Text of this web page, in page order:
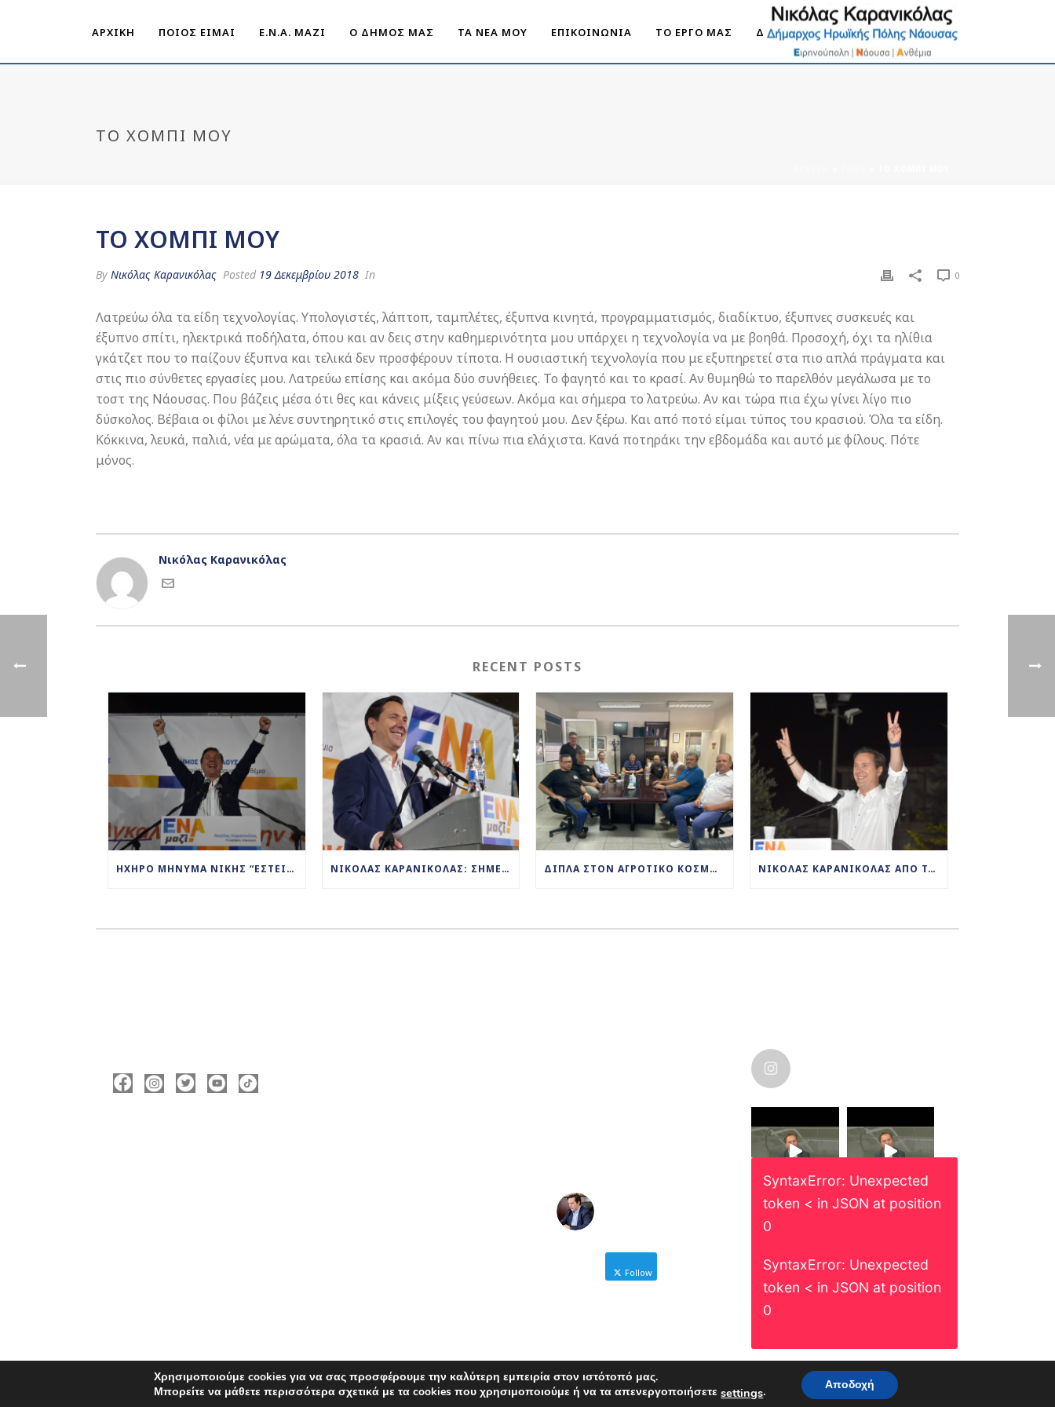
ΑΡΧΙΚΗ ΠΟΙΟΣ ΕΙΜΑΙ Ε.Ν.Α. ΜΑΖΊ Ο ΔΗΜΟΣ ΜΑΣ ΤΑ ΝΕΑ ΜΟΥ ΕΠΙΚΟΙΝΩΝΙΑ ΤΟ ΕΡΓΟ ΜΑΣ ΔΗΜΟΣ ΝΑΟΥΣΑΣ 2030
ΤΟ ΧΌΜΠΙ ΜΟΥ
ΤΟ ΧΌΜΠΙ ΜΟΥ
By Νικόλας Καρανικόλας Posted 19 Δεκεμβρίου 2018 In 0
Λατρεύω όλα τα είδη τεχνολογίας. Υπολογιστές, λάπτοπ, ταμπλέτες, έξυπνα κινητά, προγραμματισμός, διαδίκτυο, έξυπνες συσκευές και
έξυπνο σπίτι, ηλεκτρικά ποδήλατα, όπου και αν δεις στην καθημερινότητα μου υπάρχει η τεχνολογία να με βοηθά. Προσοχή, όχι τα ηλίθια
γκάτζετ που το παίζουν έξυπνα και τελικά δεν προσφέρουν τίποτα. Η ουσιαστική τεχνολογία που με εξυπηρετεί στα πιο απλά πράγματα και
στις πιο σύνθετες εργασίες μου. Λατρεύω επίσης και ακόμα δύο συνήθειες. Το φαγητό και το κρασί. Αν θυμηθώ το παρελθόν μεγάλωσα με το
τοστ της Νάουσας. Που βάζεις μέσα ότι θες και κάνεις μίξεις γεύσεων. Ακόμα και σήμερα το λατρεύω. Αν και τώρα πια έχω γίνει λίγο πιο
δύσκολος. Βέβαια οι φίλοι με λένε συντηρητικό στις επιλογές του φαγητού μου. Δεν ξέρω. Και από ποτό είμαι τύπος του κρασιού. Όλα τα είδη.
Κόκκινα, λευκά, παλιά, νέα με αρώματα, όλα τα κρασιά. Αν και πίνω πια ελάχιστα. Κανά ποτηράκι την εβδομάδα και αυτό με φίλους. Πότε
μόνος.
Νικόλας Καρανικόλας
RECENT POSTS
ΗΧΗΡΌ ΜΉΝΥΜΑ ΝΊΚΗΣ “ΈΣΤΕΙΛΕ” Η ΝΆΟΥΣΑ ΤΟ ΒΡΆΔΥ ΤΗΣ ΠΑΡΑΣΚΕΥΉΣ ΣΤΗΝ ΚΕΝΤΡΙΚΉ ΟΜΙΛΊΑ ΤΟΥ ΝΥΝ ΔΗΜΆΡΧΟΥ ΝΆΟΥΣΑΣ ΚΑΙ ΕΚ ΝΈΟΥ ΥΠΟΨΗΦΊΟΥ ΣΤΙΣ ΔΗΜΟΤΙΚΈΣ ΕΚΛΟΓΈΣ ΝΙΚΌΛΑΣ ΚΑΡΑΝΙΚΌΛΑΣ: ΣΉΜΕΡΑ ΜΑΣ ΔΊΝΕΤΕ ΚΑΙ ΠΆΛΙ ΤΟ ΜΉΝΥΜΑ ΤΗΣ ΝΊΚΗΣ! ΜΑΖΊ ΘΑ ΣΥΝΕΧΊΣΟΥΜΕ ΤΗΝ ΑΝΑΠΤΥΞΙΑΚΉ ΠΟΡΕΊΑ ΤΟΥ ΔΉΜΟΥ ΜΑΣ! ΔΊΠΛΑ ΣΤΟΝ ΑΓΡΟΤΙΚΌ ΚΌΣΜΟ Ο ΝΙΚΌΛΑΣ ΚΑΡΑΝΙΚΌΛΑΣ ΕΠΊΣΚΕΨΗ ΤΟΥ ΕΠΙΚΕΦΑΛΉΣ ΤΟΥ ΣΥΝΔΥΑΣΜΟΎ «ΕΝΑ ΜΑΖΊ» ΣΕ ΣΥΝΕΤΑΙΡΙΣΜΟΎΣ ΚΑΙ ΨΥΓΕΊΑ ΦΡΟΎΤΩΝ ΝΙΚΌΛΑΣ ΚΑΡΑΝΙΚΌΛΑΣ ΑΠΌ ΤΑ ΑΝΘΈΜΙΑ: ΣΥΝΕΧΊΖΟΥΜΕ ΌΛΟΙ ΜΑΖΊ ΤΟΝ ΑΓΏΝΑ ΠΟΥ ΈΧΟΥΜΕ ΞΕΚΙΝΉΣΕΙ ΓΙΑ ΤΗΝ ΑΝΆΠΤΥΞΗ ΚΑΙ ΤΗΝ ΕΥΗΜΕΡΊΑ ΤΟΥ ΤΌΠΟΥ ΜΑΣ
Follow
KARANIKOLAS
SyntaxError: Unexpected
token < in JSON at position
0
SyntaxError: Unexpected
token < in JSON at position
0
Χρησιμοποιούμε cookies για να σας προσφέρουμε την καλύτερη εμπειρία στον ιστότοπό μας.
Μπορείτε να μάθετε περισσότερα σχετικά με τα cookies που χρησιμοποιούμε ή να τα απενεργοποιήσετε settings. Αποδοχή